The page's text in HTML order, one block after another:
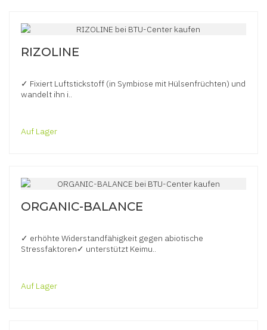
RIZOLINE
✓ Fixiert Luftstickstoff (in Symbiose mit Hülsenfrüchten) und
wandelt ihn i..
Auf Lager
ORGANIC-BALANCE
✓ erhöhte Widerstandfähigkeit gegen abiotische
Stressfaktoren✓ unterstützt Keimu..
Auf Lager